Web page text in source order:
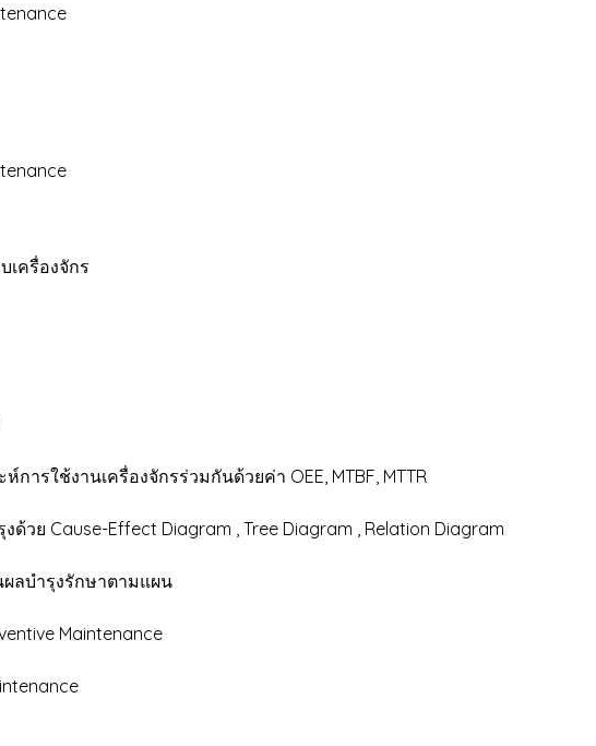
เครื่องจักร
การใช้งานเครื่องจักรร่วมกันด้วยค่า OEE, MTBF, MTTR
วย Cause-Effect Diagram , Tree Diagram , Relation Diagram
ผลบำรุงรักษาตามแผน
Maintenance